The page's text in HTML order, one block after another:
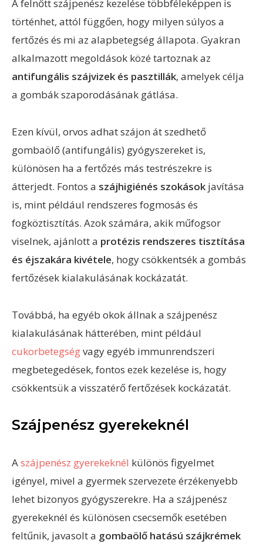
A felnőtt szájpenész kezelése többféleképpen is
történhet, attól függően, hogy milyen súlyos a
fertőzés és mi az alapbetegség állapota. Gyakran
alkalmazott megoldások közé tartoznak az
antifungális szájvizek és pasztillák, amelyek célja
a gombák szaporodásának gátlása.
Ezen kívül, orvos adhat szájon át szedhető
gombaölő (antifungális) gyógyszereket is,
különösen ha a fertőzés más testrészekre is
átterjedt. Fontos a szájhigiénés szokások javítása
is, mint például rendszeres fogmosás és
fogköztisztítás. Azok számára, akik műfogsor
viselnek, ajánlott a protézis rendszeres tisztítása
és éjszakára kivétele, hogy csökkentsék a gombás
fertőzések kialakulásának kockázatát.
Továbbá, ha egyéb okok állnak a szájpenész
kialakulásának hátterében, mint például
cukorbetegségvagy egyéb immunrendszeri
megbetegedések, fontos ezek kezelése is, hogy
csökkentsük a visszatérő fertőzések kockázatát.
Szájpenész gyerekeknél
Aszájpenész gyerekeknél különös figyelmet
igényel, mivel a gyermek szervezete érzékenyebb
lehet bizonyos gyógyszerekre. Ha a szájpenész
gyerekeknél és különösen csecsemők esetében
feltűnik, javasolt a gombaölő hatású szájkrémek